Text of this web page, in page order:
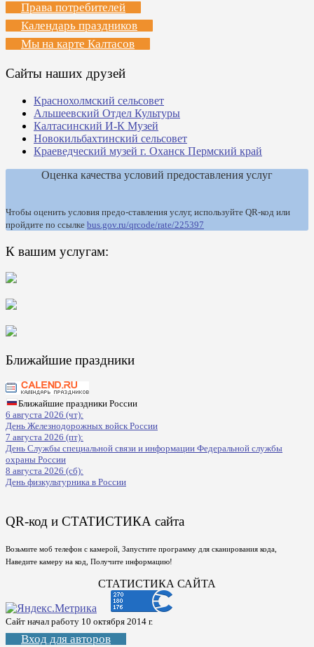
Права потребителей
Календарь праздников
Мы на карте Калтасов
Сайты наших друзей
Краснохолмский сельсовет
Альшеевский Отдел Культуры
Калтасинский И-К Музей
Новокильбахтинский сельсовет
Краеведческий музей г. Оханск Пермский край
Оценка качества условий предоставления услуг
Чтобы оценить условия предо-ставления услуг, используйте QR-код или
пройдите по ссылке bus.gov.ru/qrcode/rate/225397
К вашим услугам:
Ближайшие праздники
Ближайшие праздники России
6 августа 2026 (чт):
День Железнодорожных войск России
7 августа 2026 (пт):
День Службы специальной связи и информации Федеральной службы
охраны России
8 августа 2026 (сб):
День физкультурника в России
QR-код и СТАТИСТИКА сайта
Возьмите моб телефон с камерой, Запустите программу для сканирования кода,
Наведите камеру на код, Получите информацию!
СТАТИСТИКА САЙТА
Сайт начал работу 10 октября 2014 г.
Вход для авторов